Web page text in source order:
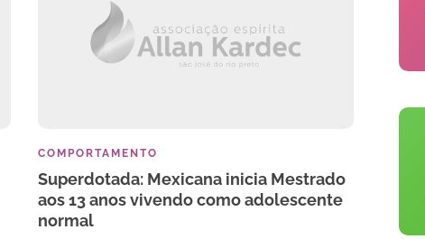
COMPORTAMENTO
Superdotada: Mexicana inicia Mestrado
aos 13 anos vivendo como adolescente
normal